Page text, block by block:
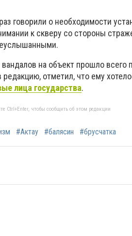
говорили о необходимости
к скверу со стороны
на объект прошло всего
отметил, что ему
лица государства.
Ctrl+Enter, чтобы сообщить об этом редакции
#Актау #балясин #брусчатка